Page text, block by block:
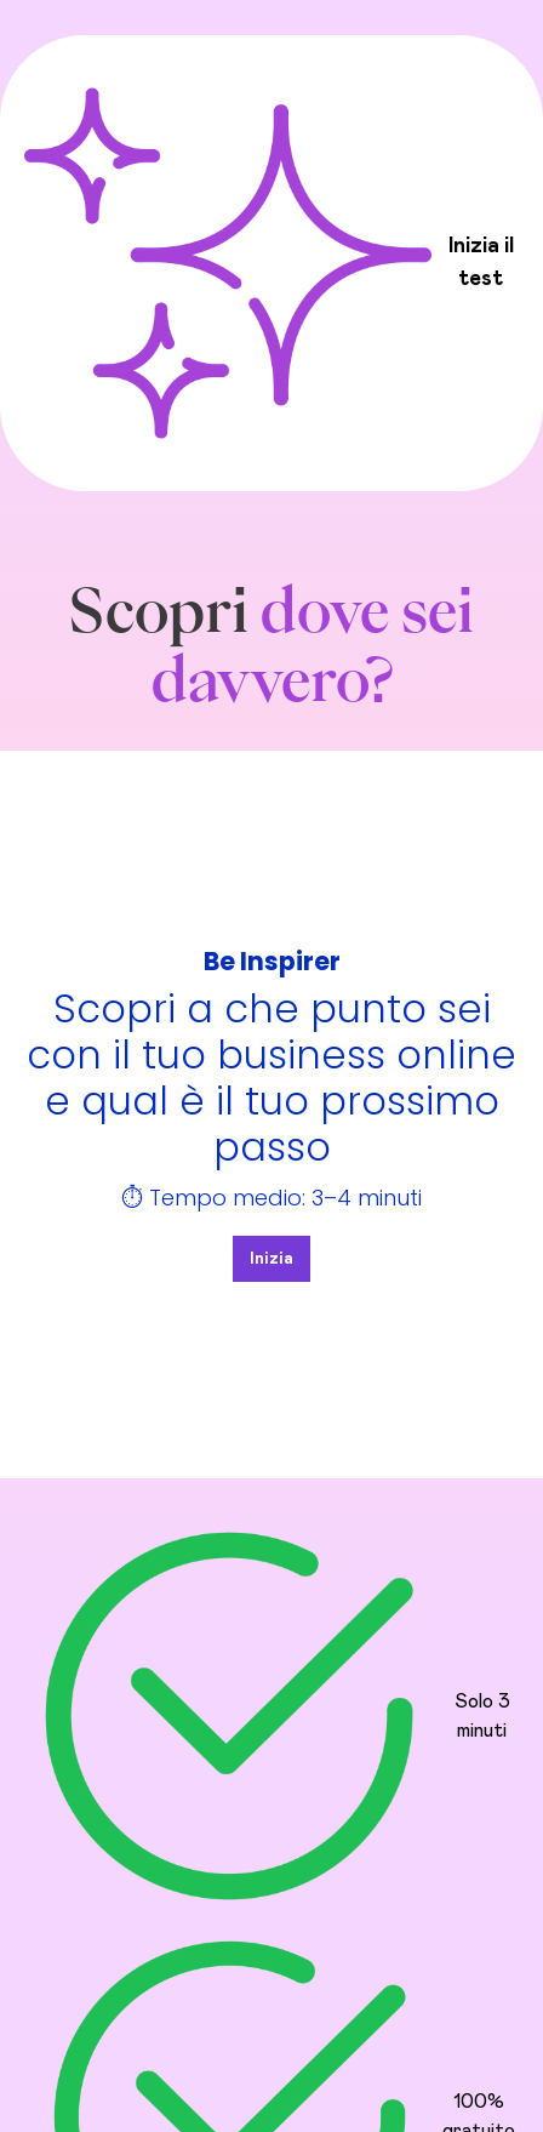
Inizia il
test
Scopri dove sei
davvero?
Solo 3
minuti
100%